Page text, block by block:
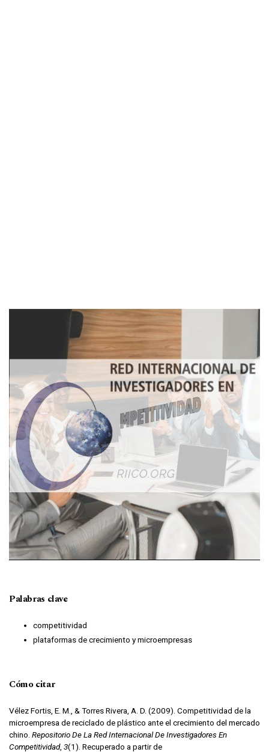
Imagen de portada
Palabras clave
competitividad
plataformas de crecimiento y microempresas
Cómo citar
Vélez Fortis, E. M., & Torres Rivera, A. D. (2009). Competitividad de la
microempresa de reciclado de plástico ante el crecimiento del mercado
chino. Repositorio De La Red Internacional De Investigadores En
Competitividad, 3(1). Recuperado a partir de